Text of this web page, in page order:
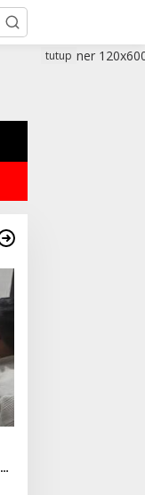
tutup